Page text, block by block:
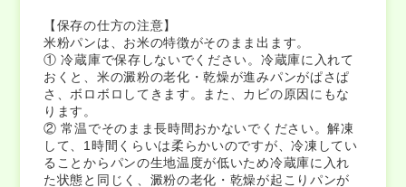
【保存の仕方の注意】
米粉パンは、お米の特徴がそのまま出ます。
① 冷蔵庫で保存しないでください。冷蔵庫に入れて
おくと、米の澱粉の老化・乾燥が進みパンがぱさぱ
さ、ボロボロしてきます。また、カビの原因にもな
ります。
② 常温でそのまま長時間おかないでください。解凍
して、1時間くらいは柔らかいのですが、冷凍してい
ることからパンの生地温度が低いため冷蔵庫に入れ
た状態と同じく、澱粉の老化・乾燥が起こりパンが